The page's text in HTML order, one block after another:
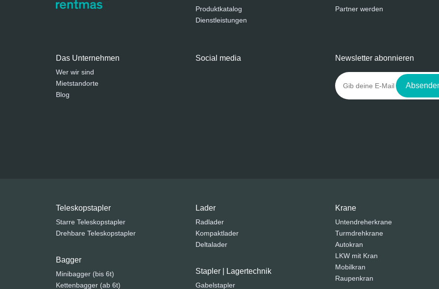
Produktkatalog
Dienstleistungen
Partner werden
Das Unternehmen
Wer wir sind
Mietstandorte
Blog
Social media Newsletter abonnieren
Teleskopstapler
Starre Teleskopstapler
Drehbare Teleskopstapler
Bagger
Minibagger (bis 6t)
Kettenbagger (ab 6t)
Lader
Radlader
Kompaktlader
Deltalader
Stapler | Lagertechnik
Gabelstapler
Krane
Untendreherkrane
Turmdrehkrane
Autokran
LKW mit Kran
Mobilkran
Raupenkran